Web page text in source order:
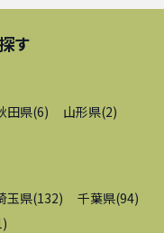
す
田県(6) 山形県(2)
玉県(132) 千葉県(94)
)